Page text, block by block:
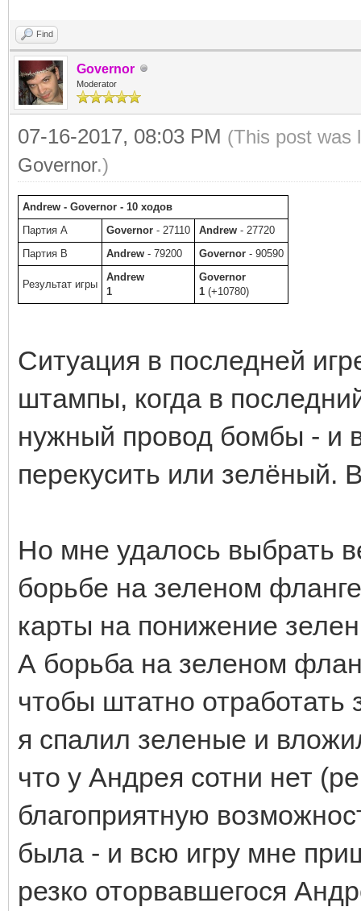
Find
Governor
Moderator
07-16-2017, 08:03 PM (This post was
Governor.)
Andrew - Governor - 10 ходов
Партия A
Governor - 27110 Andrew - 27720
Партия B
Andrew - 79200 Governor - 90590
Результат игры
Andrew
1
Governor
1 (+10780)
Ситуация в последней
штампы, когда в
нужный провод бомбы - и
перекусить или
Но мне удалось выбрать
борьбе на зеленом
карты на понижение
А борьба на зеленом
чтобы штатно отработать
я спалил зеленые и
что у Андрея сотни нет
благоприятную
была - и всю игру мне
резко оторвавшегося